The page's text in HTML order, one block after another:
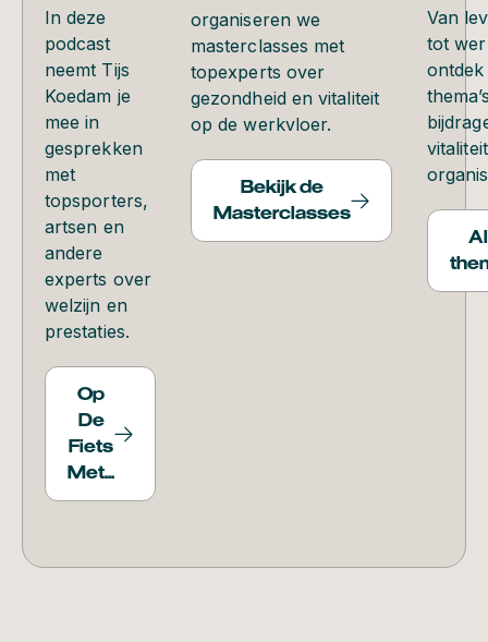
In deze
podcast
neemt Tijs
Koedam je
mee in
gesprekken
met
topsporters,
artsen en
andere
experts over
welzijn en
prestaties.
Op
De
Fiets
Met...
organiseren we
masterclasses met
topexperts over
gezondheid en vitaliteit
op de werkvloer.
Bekijk de
Masterclasses
Van
tot